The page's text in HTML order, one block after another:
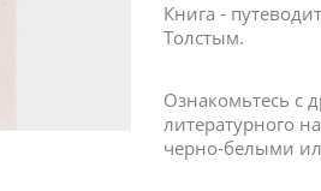
Книга -
Толстым.
Ознакомьтесь с
литературного
черно-белыми